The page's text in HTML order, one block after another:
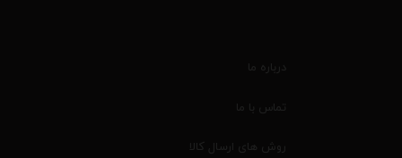
درباره ما
تماس با ما
روش های ارسال کالا